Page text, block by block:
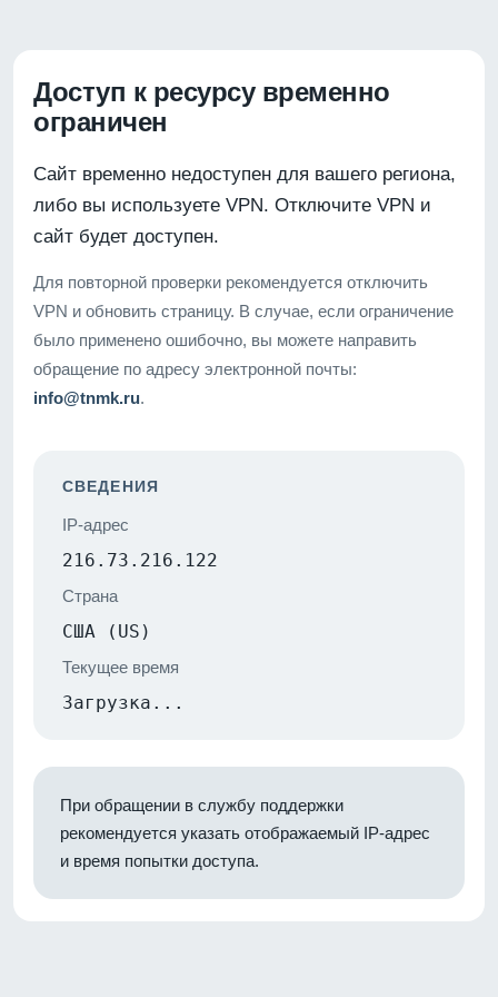
Доступ к ресурсу временно
ограничен
Сайт временно недоступен для вашего региона,
либо вы используете VPN. Отключите VPN и
сайт будет доступен.
Для повторной проверки рекомендуется отключить
VPN и обновить страницу. В случае, если ограничение
было применено ошибочно, вы можете направить
обращение по адресу электронной почты:
info@tnmk.ru.
СВЕДЕНИЯ
IP-адрес
216.73.216.122
Страна
США (US)
Текущее время
Загрузка...
При обращении в службу поддержки
рекомендуется указать отображаемый IP-адрес
и время попытки доступа.